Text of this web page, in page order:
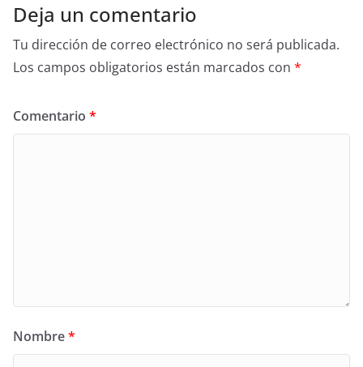
Deja un comentario
Tu dirección de correo electrónico no será publicada.
Los campos obligatorios están marcados con *
Comentario *
Nombre*